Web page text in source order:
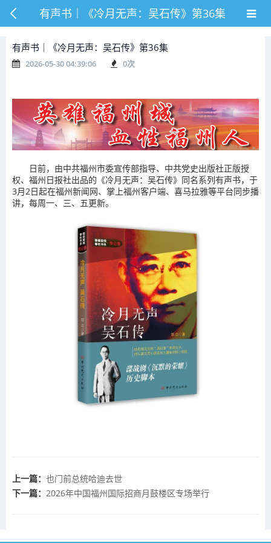
有声书｜《冷月无声：吴石传》第36集
有声书｜《冷月无声：吴石传》第36集
2026-05-30 04:39:06 0次
日前，由中共福州市委宣传部指导、中共党史出版社正版授
权、福州日报社出品的《冷月无声：吴石传》同名系列有声书，于
3月2日起在福州新闻网、掌上福州客户端、喜马拉雅等平台同步播
讲，每周一、三、五更新。
上一篇： 也门前总统哈迪去世
下一篇： 2026年中国福州国际招商月鼓楼区专场举行